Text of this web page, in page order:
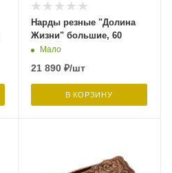
Нарды резные "Долина
Жизни" большие, 60
Мало
21 890₽/шт
В КОРЗИНУ